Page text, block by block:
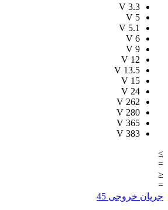
3.3
V
5
V
5.1
V
6
V
9
V
12
V
13.5
V
15
V
24
V
262
V
280
V
365
V
383
V
≥
=
≤
=
جریان خروجی 45